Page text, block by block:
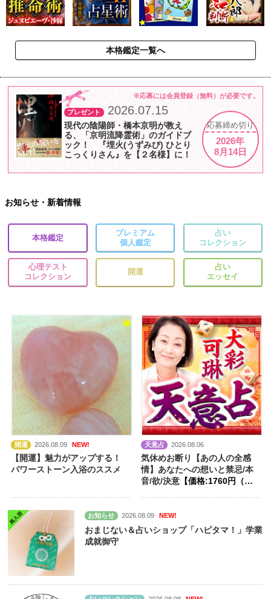
本格鑑定一覧へ
※応募には会員登録（無料）が必要です。
プレゼント 2026.07.15
現代の陰陽師・橋本京明が教え
る、「京明流降霊術」のガイドブ
ック！ 『埋火(うずみび) ひとり
こっくりさん』を【２名様】に！
応募締め切り
2026年
8月14日
お知らせ・新着情報
本格鑑定
プレミアム
個人鑑定
占い
コレクション
心理テスト
コレクション
開運
占い
エッセイ
開運 2026.08.09 NEW!
【開運】魅力がアップする！
パワーストーン入浴のススメ
天意占 2026.08.06
気休めお断り【あの人の全感
情】あなたへの想いと禁忌/本
音/欲/決意【価格:1760円（税
お知らせ 2026.08.09 NEW!
おまじない＆占いショップ「ハピタマ！」学業
成就御守